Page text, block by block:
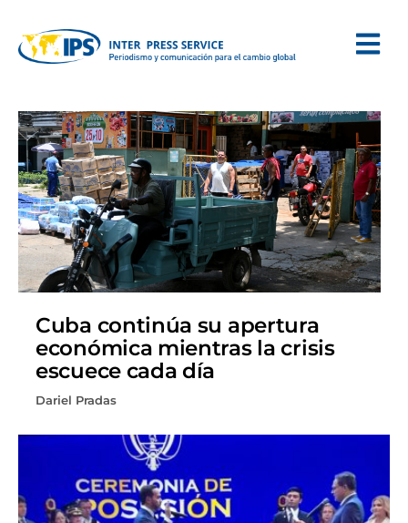
Cuba continúa su apertura
económica mientras la crisis
escuece cada día
Dariel Pradas